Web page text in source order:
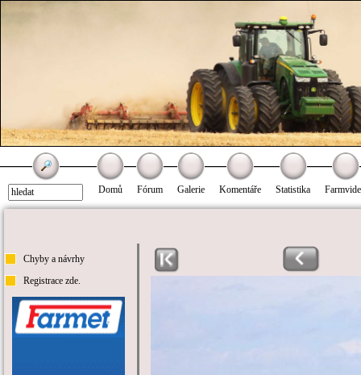
Domů Fórum Galerie Komentáře Statistika
Chyby a návrhy
Registrace zde.